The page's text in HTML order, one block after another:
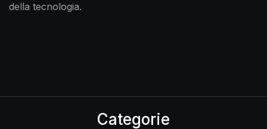
della tecnologia.
Categorie